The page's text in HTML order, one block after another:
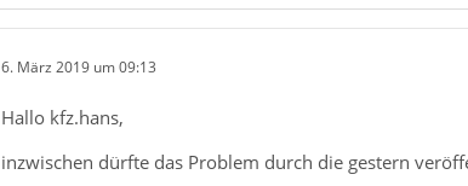
6. März 2019 um 09:13
Hallo kfz.hans,
inzwischen dürfte das Problem durch die gestern